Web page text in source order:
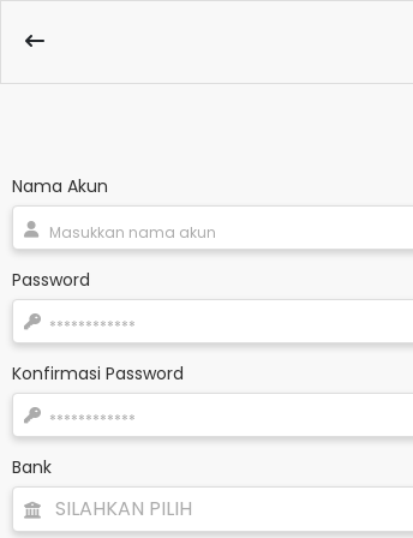
Nama Akun
Password
Konfirmasi Password
Bank